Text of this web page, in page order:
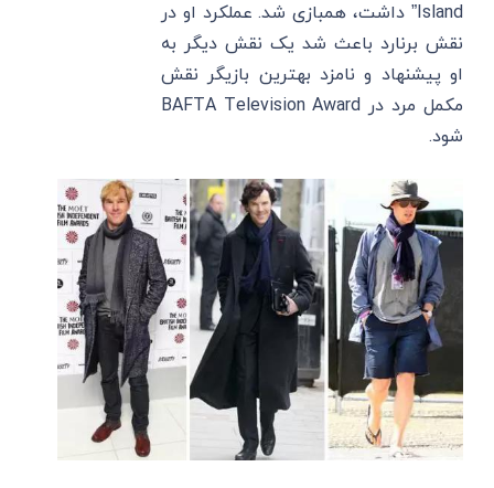
Island” داشت، همبازی شد. عملکرد او در
نقش برنارد باعث شد یک نقش دیگر به
او پیشنهاد و نامزد بهترین بازیگر نقش
مکمل مرد در BAFTA Television Award
شود.